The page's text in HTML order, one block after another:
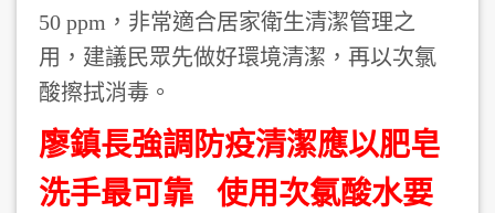
50 ppm，非常適合居家衛生清潔管理之
用，建議民眾先做好環境清潔，再以次氯
酸擦拭消毒。
廖鎮長強調防疫清潔應以肥皂
洗手最可靠 使用次氯酸水要